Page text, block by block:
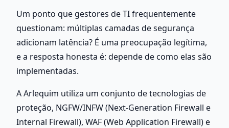
Um ponto que gestores de TI frequentemente
questionam: múltiplas camadas de segurança
adicionam latência? É uma preocupação legítima,
e a resposta honesta é: depende de como elas são
implementadas.
A Arlequim utiliza um conjunto de tecnologias de
proteção, NGFW/INFW (Next-Generation Firewall e
Internal Firewall), WAF (Web Application Firewall) e